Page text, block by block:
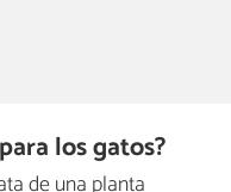
los gatos?
de una planta